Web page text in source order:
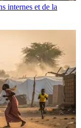
internes et de la